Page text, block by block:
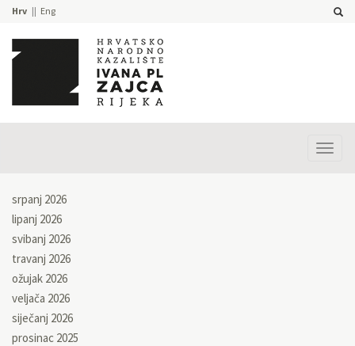
Hrv Eng
srpanj 2026
lipanj 2026
svibanj 2026
travanj 2026
ožujak 2026
veljača 2026
siječanj 2026
prosinac 2025